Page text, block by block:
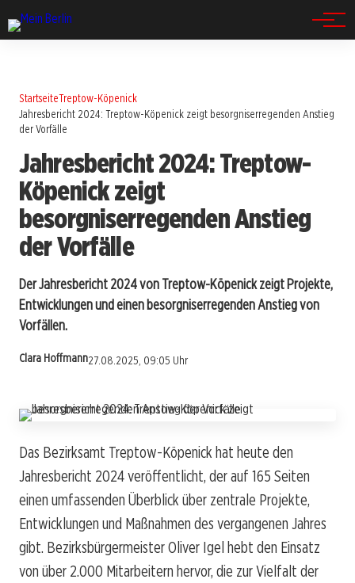
StartseiteTreptow-Köpenick
Jahresbericht 2024: Treptow-Köpenick zeigt besorgniserregenden Anstieg
der Vorfälle
Jahresbericht 2024: Treptow-
Köpenick zeigt
besorgniserregenden Anstieg
der Vorfälle
Der Jahresbericht 2024 von Treptow-Köpenick zeigt Projekte,
Entwicklungen und einen besorgniserregenden Anstieg von
Vorfällen.
Clara Hoffmann27.08.2025, 09:05 Uhr
Das Bezirksamt Treptow-Köpenick hat heute den
Jahresbericht 2024 veröffentlicht, der auf 165 Seiten
einen umfassenden Überblick über zentrale Projekte,
Entwicklungen und Maßnahmen des vergangenen Jahres
gibt. Bezirksbürgermeister Oliver Igel hebt den Einsatz
von über 2.000 Mitarbeitern hervor, die zur Vielfalt der